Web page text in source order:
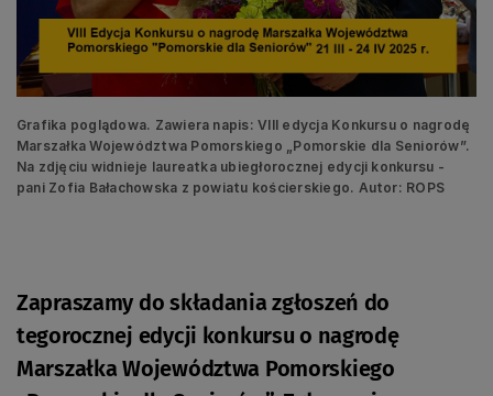
Grafika poglądowa. Zawiera napis: VIII edycja Konkursu o nagrodę
Marszałka Województwa Pomorskiego „Pomorskie dla Seniorów”.
Na zdjęciu widnieje laureatka ubiegłorocznej edycji konkursu -
pani Zofia Bałachowska z powiatu kościerskiego. Autor: ROPS
Zapraszamy do składania zgłoszeń do
tegorocznej edycji konkursu o nagrodę
Marszałka Województwa Pomorskiego